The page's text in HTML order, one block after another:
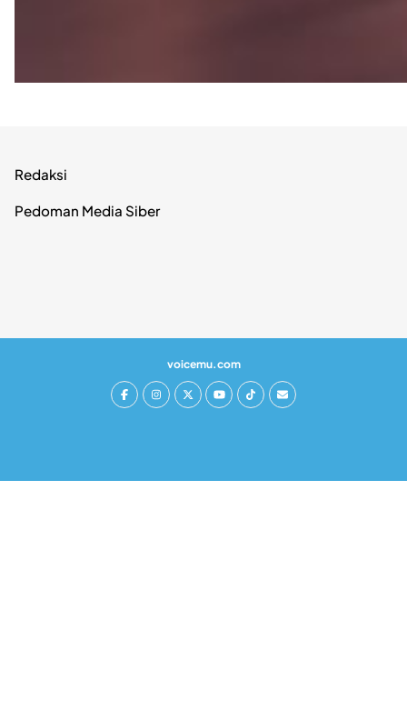
Redaksi
Pedoman Media Siber
voicemu.com